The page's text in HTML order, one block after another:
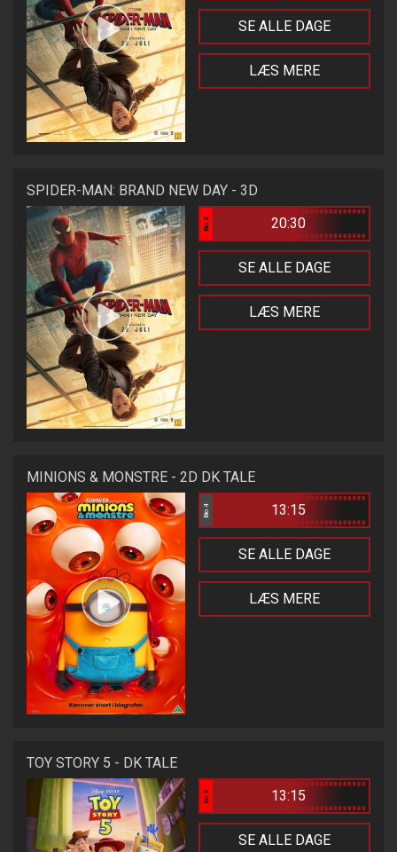
SE ALLE DAGE
LÆS MERE
SPIDER-MAN: BRAND NEW DAY - 3D
Bio 2 20:30
SE ALLE DAGE
LÆS MERE
MINIONS & MONSTRE - 2D DK TALE
Bio 4 13:15
SE ALLE DAGE
LÆS MERE
TOY STORY 5 - DK TALE
Bio 3 13:15
SE ALLE DAGE